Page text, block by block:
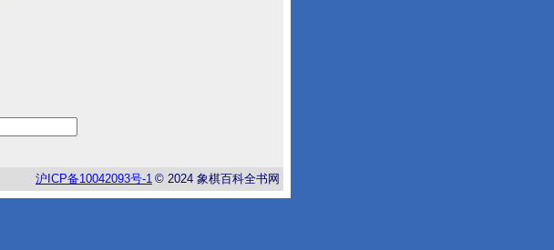
沪 ICP备10042093号-1 © 2024 象棋百科全书网